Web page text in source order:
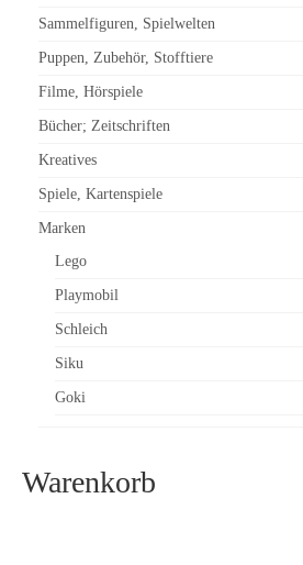
Sammelfiguren, Spielwelten
Puppen, Zubehör, Stofftiere
Filme, Hörspiele
Bücher; Zeitschriften
Kreatives
Spiele, Kartenspiele
Marken
Lego
Playmobil
Schleich
Siku
Goki
Warenkorb